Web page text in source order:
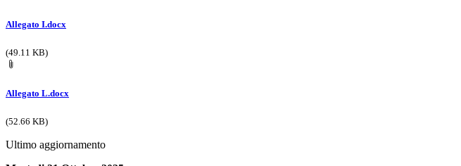
Allegato I.docx
(49.11 KB)
Allegato L.docx
(52.66 KB)
Ultimo aggiornamento